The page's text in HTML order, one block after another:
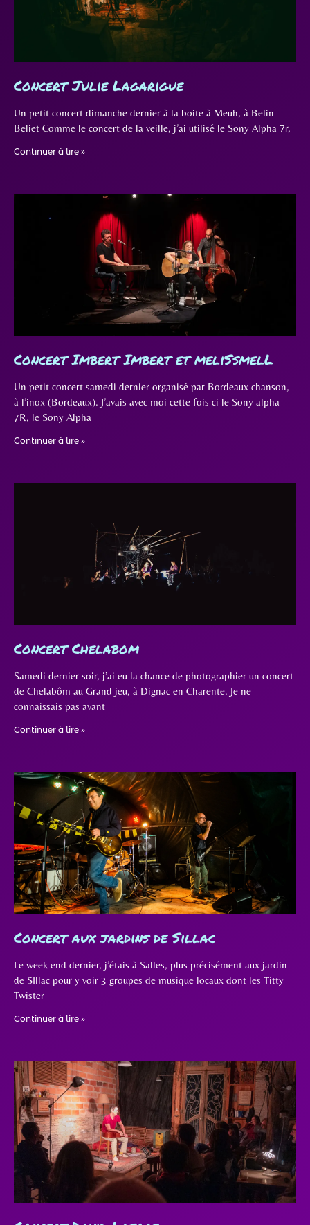
Concert Julie Lagarigue
Un petit concert dimanche dernier à la boite à Meuh, à Belin
Beliet Comme le concert de la veille, j’ai utilisé le Sony Alpha 7r,
Continuer à lire »
Concert Imbert Imbert et meliSsmelL
Un petit concert samedi dernier organisé par Bordeaux chanson,
à l’inox (Bordeaux). J’avais avec moi cette fois ci le Sony alpha
7R, le Sony Alpha
Continuer à lire »
Concert Chelabom
Samedi dernier soir, j’ai eu la chance de photographier un concert
de Chelabôm au Grand jeu, à Dignac en Charente. Je ne
connaissais pas avant
Continuer à lire »
Concert aux jardins de Sillac
Le week end dernier, j’étais à Salles, plus précisément aux jardin
de SIllac pour y voir 3 groupes de musique locaux dont les Titty
Twister
Continuer à lire »